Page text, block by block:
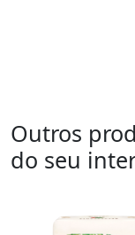
Outros
do seu